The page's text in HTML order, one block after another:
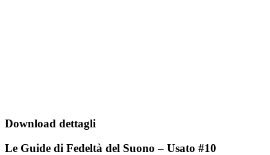
Download dettagli
Le Guide di Fedeltà del Suono – Usato #10